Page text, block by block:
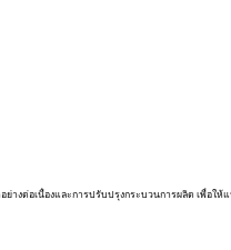
ต่อเนื่องและการปรับปรุงกระบวนการผลิต เพื่อ